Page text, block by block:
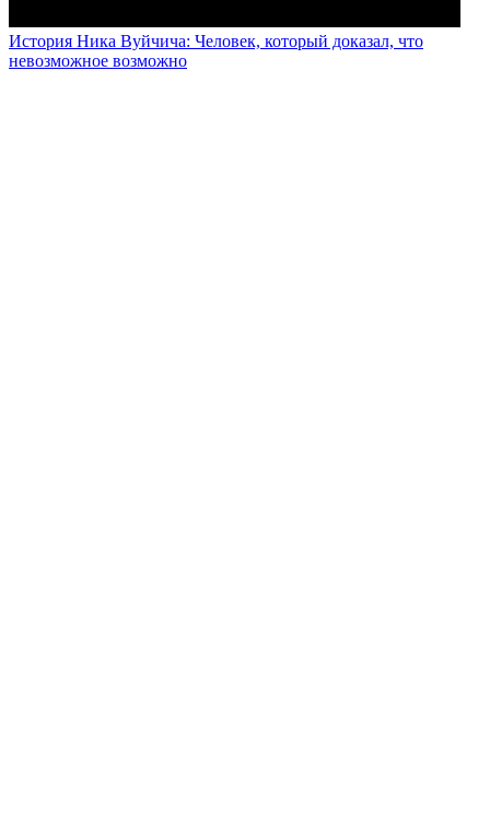
История Ника Вуйчича: Человек, который доказал, что
невозможное возможно